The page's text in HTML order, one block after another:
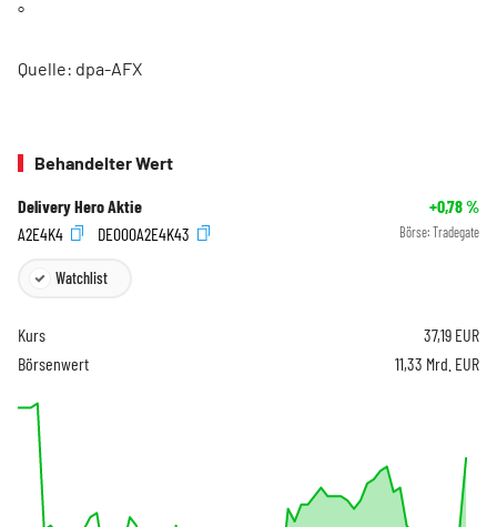
°
Quelle: dpa-AFX
Behandelter Wert
Delivery Hero Aktie +0,78%
A2E4K4
DE000A2E4K43 Börse: Tradegate
Watchlist
Kurs 37,19 EUR
Börsenwert
11,33 Mrd. EUR